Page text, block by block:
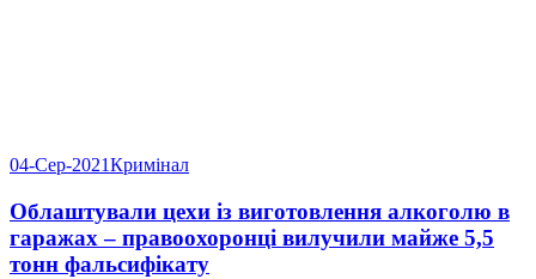
04-Сер-2021Кримінал
Облаштували цехи із виготовлення алкоголю в
гаражах – правоохоронці вилучили майже 5,5
тонн фальсифікату